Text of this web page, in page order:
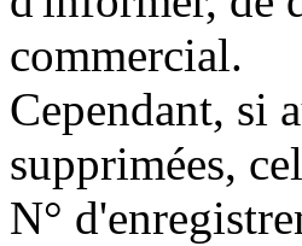
commercial.
Cependant, si
supprimées,
N°